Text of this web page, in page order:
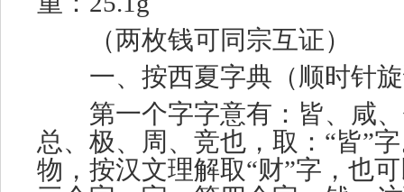
（两枚钱可同宗互证）
一、按西夏字典（顺时针旋
第一个字字意有：皆、咸、
总、极、周、竞也，取：“皆”
物，按汉文理解取“财”字，也